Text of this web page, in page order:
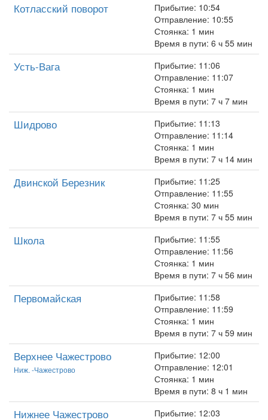
Котласский поворот
Прибытие: 10:54
Отправление: 10:55
Стоянка: 1 мин
Время в пути: 6 ч 55 мин
Усть-Вага
Прибытие: 11:06
Отправление: 11:07
Стоянка: 1 мин
Время в пути: 7 ч 7 мин
Шидрово
Прибытие: 11:13
Отправление: 11:14
Стоянка: 1 мин
Время в пути: 7 ч 14 мин
Двинской Березник
Прибытие: 11:25
Отправление: 11:55
Стоянка: 30 мин
Время в пути: 7 ч 55 мин
Школа
Прибытие: 11:55
Отправление: 11:56
Стоянка: 1 мин
Время в пути: 7 ч 56 мин
Первомайская
Прибытие: 11:58
Отправление: 11:59
Стоянка: 1 мин
Время в пути: 7 ч 59 мин
Верхнее Чажестрово
Ниж. -Чажестрово
Прибытие: 12:00
Отправление: 12:01
Стоянка: 1 мин
Время в пути: 8 ч 1 мин
Нижнее Чажестрово
Прибытие: 12:03